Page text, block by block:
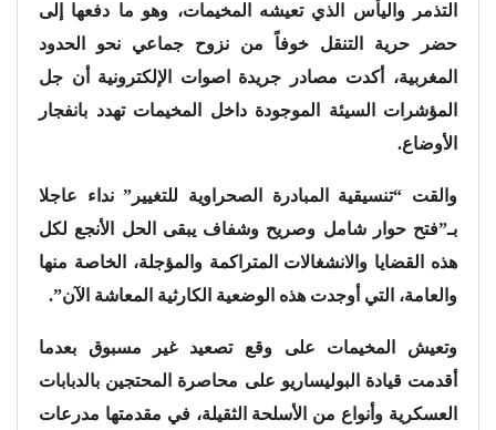
التذمر واليأس الذي تعيشه المخيمات، وهو ما دفعها إلى
حضر حرية التنقل خوفاً من نزوح جماعي نحو الحدود
المغربية، أكدت مصادر جريدة اصوات الإلكترونية أن جل
المؤشرات السيئة الموجودة داخل المخيمات تهدد بانفجار
الأوضاع.
والقت “تنسيقية المبادرة الصحراوية للتغيير” نداء عاجلا
بـ”فتح حوار شامل وصريح وشفاف يبقى الحل الأنجع لكل
هذه القضايا والانشغالات المتراكمة والمؤجلة، الخاصة منها
والعامة، التي أوجدت هذه الوضعية الكارثية المعاشة الآن”.
وتعيش المخيمات على وقع تصعيد غير مسبوق بعدما
أقدمت قيادة البوليساريو على محاصرة المحتجين بالدبابات
العسكرية وأنواع من الأسلحة الثقيلة، في مقدمتها مدرعات